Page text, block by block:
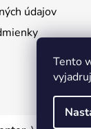
Tento
údajov